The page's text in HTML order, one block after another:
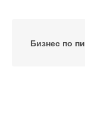
Бизнес по